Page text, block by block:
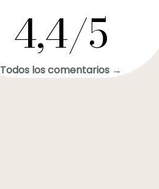
4,4/5
Todos los comentarios →